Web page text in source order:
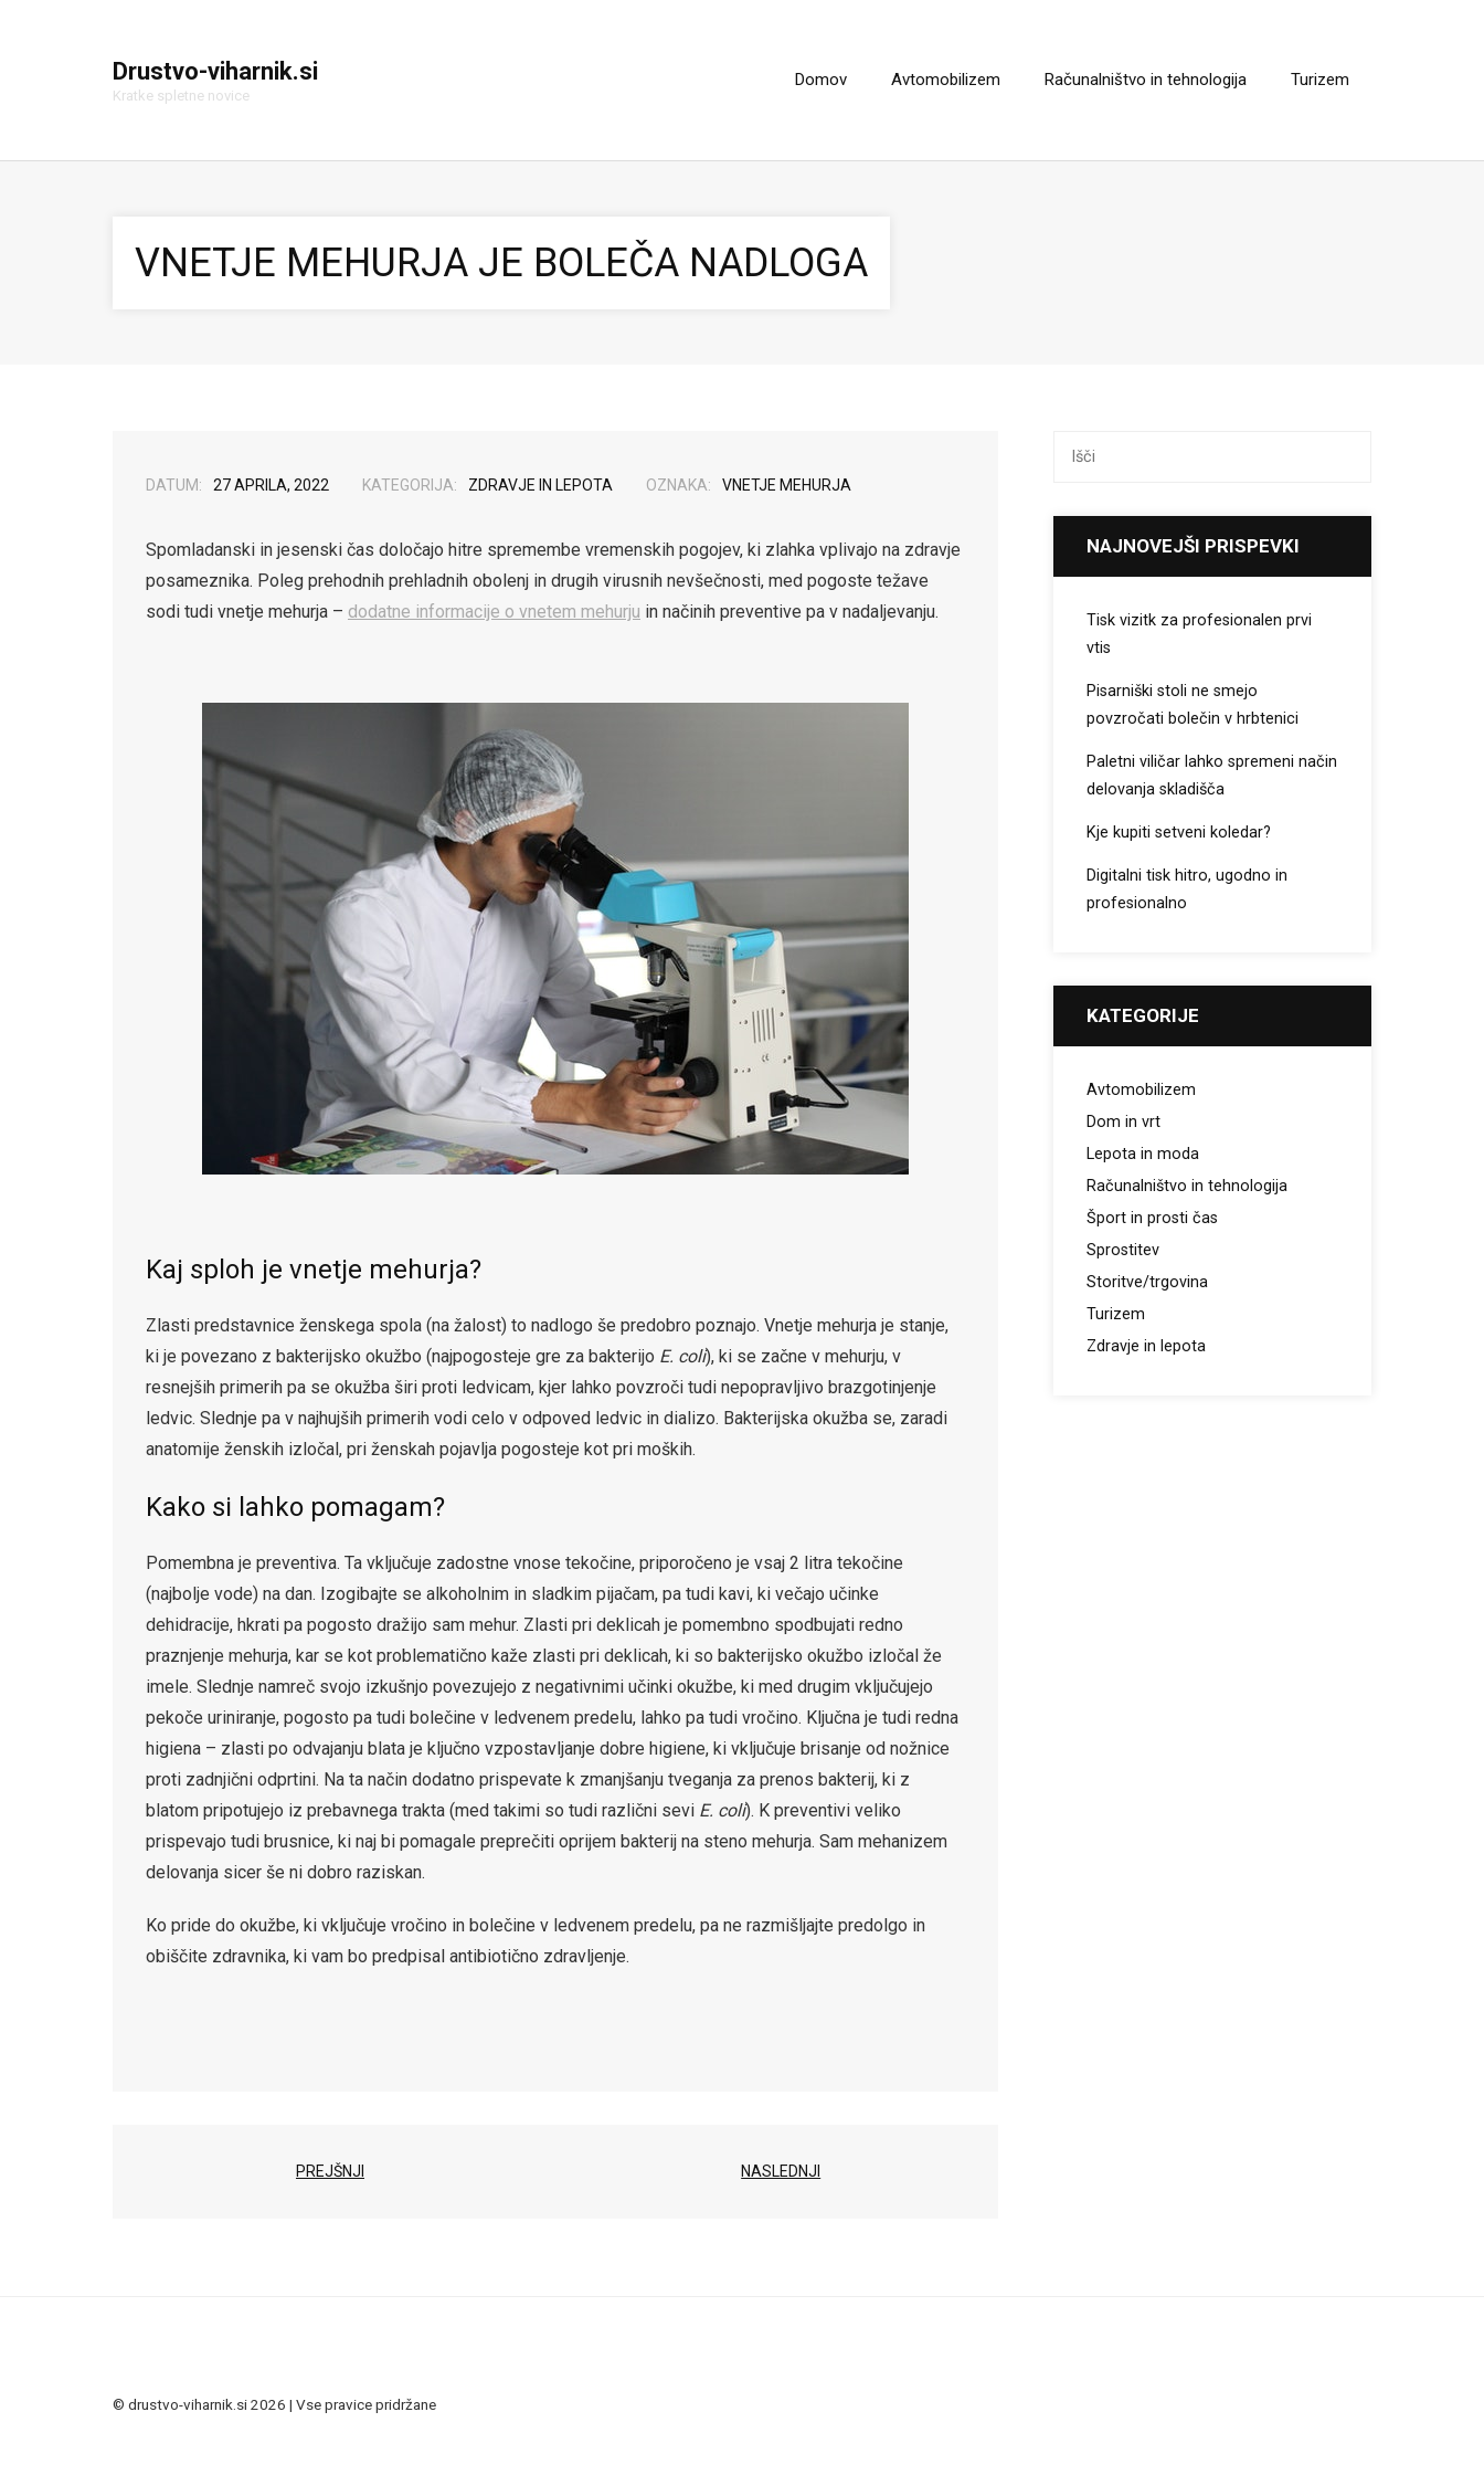
Drustvo-viharnik.si
Kratke spletne novice
Domov Avtomobilizem Računalništvo in tehnologija Turizem
VNETJE MEHURJA JE BOLEČA NADLOGA
DATUM: 27 APRILA, 2022 KATEGORIJA: ZDRAVJE IN LEPOTA OZNAKA: VNETJE MEHURJA
Spomladanski in jesenski čas določajo hitre spremembe vremenskih pogojev, ki zlahka vplivajo na zdravje
posameznika. Poleg prehodnih prehladnih obolenj in drugih virusnih nevšečnosti, med pogoste težave
sodi tudi vnetje mehurja – dodatne informacije o vnetem mehurju in načinih preventive pa v nadaljevanju.
Kaj sploh je vnetje mehurja?
Zlasti predstavnice ženskega spola (na žalost) to nadlogo še predobro poznajo. Vnetje mehurja je stanje,
ki je povezano z bakterijsko okužbo (najpogosteje gre za bakterijo E. coli), ki se začne v mehurju, v
resnejših primerih pa se okužba širi proti ledvicam, kjer lahko povzroči tudi nepopravljivo brazgotinjenje
ledvic. Slednje pa v najhujših primerih vodi celo v odpoved ledvic in dializo. Bakterijska okužba se, zaradi
anatomije ženskih izločal, pri ženskah pojavlja pogosteje kot pri moških.
Kako si lahko pomagam?
Pomembna je preventiva. Ta vključuje zadostne vnose tekočine, priporočeno je vsaj 2 litra tekočine
(najbolje vode) na dan. Izogibajte se alkoholnim in sladkim pijačam, pa tudi kavi, ki večajo učinke
dehidracije, hkrati pa pogosto dražijo sam mehur. Zlasti pri deklicah je pomembno spodbujati redno
praznjenje mehurja, kar se kot problematično kaže zlasti pri deklicah, ki so bakterijsko okužbo izločal že
imele. Slednje namreč svojo izkušnjo povezujejo z negativnimi učinki okužbe, ki med drugim vključujejo
pekoče uriniranje, pogosto pa tudi bolečine v ledvenem predelu, lahko pa tudi vročino. Ključna je tudi redna
higiena – zlasti po odvajanju blata je ključno vzpostavljanje dobre higiene, ki vključuje brisanje od nožnice
proti zadnjični odprtini. Na ta način dodatno prispevate k zmanjšanju tveganja za prenos bakterij, ki z
blatom pripotujejo iz prebavnega trakta (med takimi so tudi različni sevi E. coli). K preventivi veliko
prispevajo tudi brusnice, ki naj bi pomagale preprečiti oprijem bakterij na steno mehurja. Sam mehanizem
delovanja sicer še ni dobro raziskan.
Ko pride do okužbe, ki vključuje vročino in bolečine v ledvenem predelu, pa ne razmišljajte predolgo in
obiščite zdravnika, ki vam bo predpisal antibiotično zdravljenje.
PREJŠNJI NASLEDNJI
NAJNOVEJŠI PRISPEVKI
Tisk vizitk za profesionalen prvi
vtis
Pisarniški stoli ne smejo
povzročati bolečin v hrbtenici
Paletni viličar lahko spremeni način
delovanja skladišča
Kje kupiti setveni koledar?
Digitalni tisk hitro, ugodno in
profesionalno
KATEGORIJE
Avtomobilizem
Dom in vrt
Lepota in moda
Računalništvo in tehnologija
Šport in prosti čas
Sprostitev
Storitve/trgovina
Turizem
Zdravje in lepota
© drustvo-viharnik.si 2026 | Vse pravice pridržane